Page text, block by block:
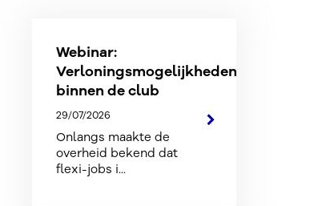
Webinar:
Verloningsmogelijkheden
binnen de club
29/07/2026
Onlangs maakte de
overheid bekend dat
flexi-jobs i...